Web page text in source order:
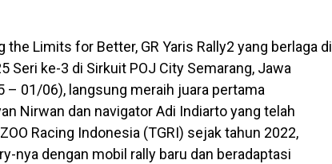
the Limits for Better, GR Yaris Rally2 yang berlaga di
Seri ke-3 di Sirkuit POJ City Semarang, Jawa
– 01/06), langsung meraih juara pertama
Nirwan dan navigator Adi Indiarto yang telah
Racing Indonesia (TGRI) sejak tahun 2022,
nya dengan mobil rally baru dan beradaptasi